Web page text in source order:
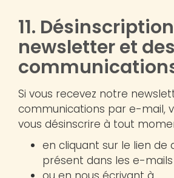
11.
newsletter et des
Si vous recevez notre
communications par e-mail,
vous désinscrire à tout
en cliquant sur le lien de
présent dans les e-